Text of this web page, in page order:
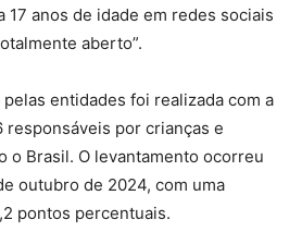
17 anos de idade em redes sociais
aberto”.
entidades foi realizada com a
responsáveis por crianças e
o Brasil. O levantamento ocorreu
outubro de 2024, com uma
pontos percentuais.